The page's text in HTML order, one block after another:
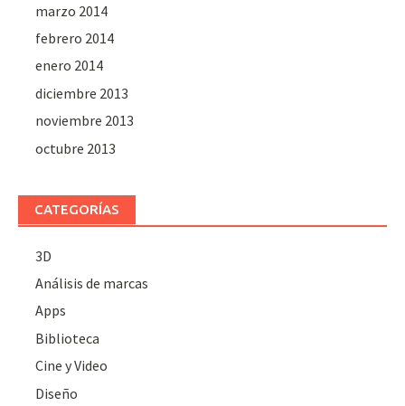
marzo 2014
febrero 2014
enero 2014
diciembre 2013
noviembre 2013
octubre 2013
CATEGORÍAS
3D
Análisis de marcas
Apps
Biblioteca
Cine y Video
Diseño